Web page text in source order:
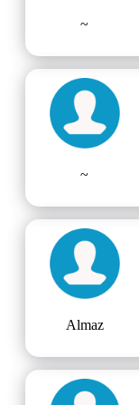
~
~
Almaz